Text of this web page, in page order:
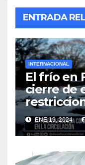
ENTRADA
INTERNACIONAL
El frío en
cierre de
ENE 19, 2024